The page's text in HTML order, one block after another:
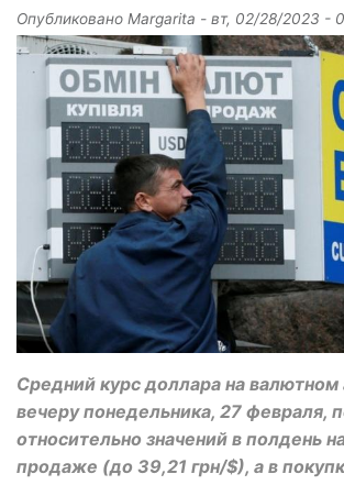
Опубликовано Margarita - вт, 02/28/2023 -
Средний курс доллара на валютном
вечеру понедельника, 27 февраля,
относительно значений в полдень
продаже (до 39,21 грн/$), а в